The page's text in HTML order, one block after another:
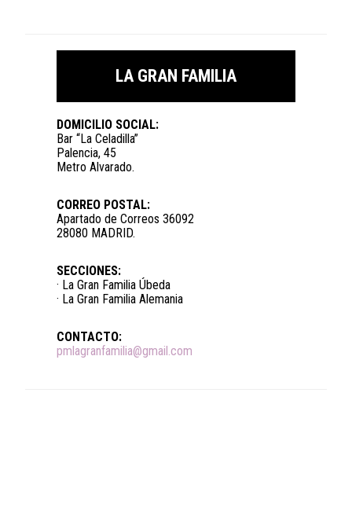
LA GRAN FAMILIA
DOMICILIO SOCIAL:
Bar “La Celadilla”
Palencia, 45
Metro Alvarado.
CORREO POSTAL:
Apartado de Correos 36092
28080 MADRID.
SECCIONES:
· La Gran Familia Úbeda
· La Gran Familia Alemania
CONTACTO:
pmlagranfamilia@gmail.com